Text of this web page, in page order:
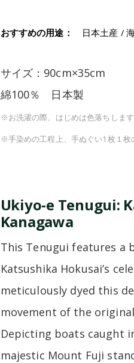
おすすめの用途： 日本土産 /
サイズ：90cm×35cm
綿100％ 日本製
※お洗濯の際、はじめは色落ちしま
※手染めの工程上、手ぬぐい1枚１
Ukiyo-e Tenugui:
Kanagawa
This Tenugui features
Katsushika Hokusai’s
meticulously dyed this
movement of the
Depicting boats caught
majestic Mount Fuji